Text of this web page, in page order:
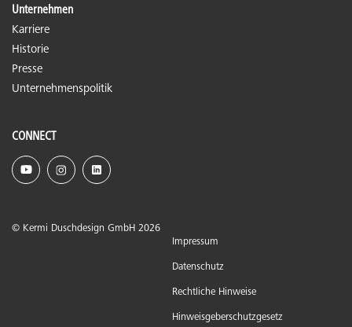
Unternehmen
Karriere
Historie
Presse
Unternehmenspolitik
CONNECT
© Kermi Duschdesign GmbH 2026
Impressum
Datenschutz
Rechtliche Hinweise
Hinweisgeberschutzgesetz